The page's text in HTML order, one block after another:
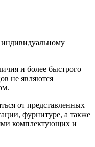
и более быстрого
не являются
от представленных
фурнитуре, а также
комплектующих и